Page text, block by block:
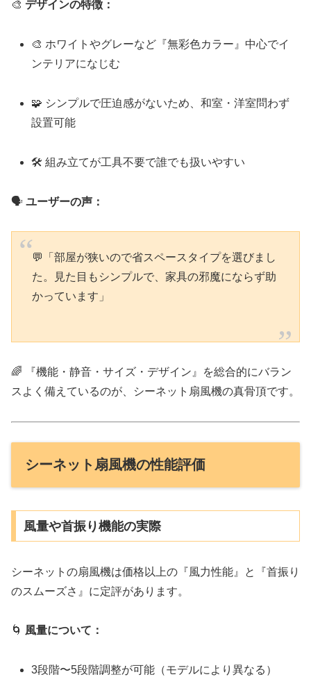
🎨 デザインの特徴：
🎨 ホワイトやグレーなど『無彩色カラー』中心でイ
ンテリアになじむ
🧩 シンプルで圧迫感がないため、和室・洋室問わず
設置可能
🛠 組み立てが工具不要で誰でも扱いやすい
🗣️ ユーザーの声：
💬「部屋が狭いので省スペースタイプを選びまし
た。見た目もシンプルで、家具の邪魔にならず助
かっています」
🌈 『機能・静音・サイズ・デザイン』を総合的にバラン
スよく備えているのが、シーネット扇風機の真骨頂です。
シーネット扇風機の性能評価
風量や首振り機能の実際
シーネットの扇風機は価格以上の『風力性能』と『首振り
のスムーズさ』に定評があります。
🌀 風量について：
3段階〜5段階調整が可能（モデルにより異なる）